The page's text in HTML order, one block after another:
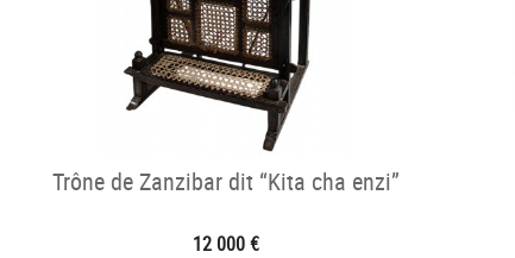
Trône de Zanzibar dit “Kita cha enzi”
12 000 €